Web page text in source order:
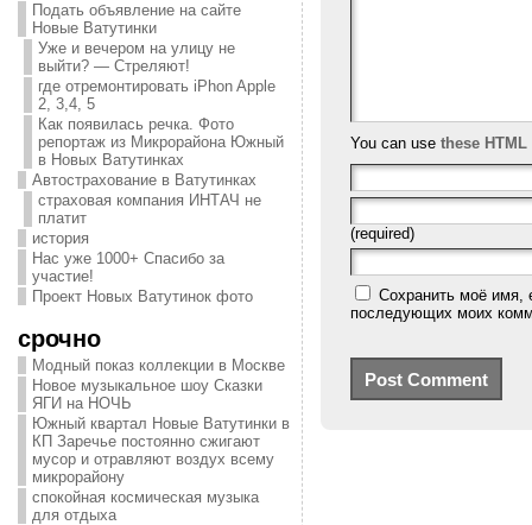
Подать объявление на сайте
Новые Ватутинки
Уже и вечером на улицу не
выйти? — Стреляют!
где отремонтировать iPhon Apple
2, 3,4, 5
Как появилась речка. Фото
репортаж из Микрорайона Южный
в Новых Ватутинках
Автострахование в Ватутинках
страховая компания ИНТАЧ не
платит
история
Нас уже 1000+ Спасибо за
участие!
Проект Новых Ватутинок фото
срочно
Модный показ коллекции в Москве
Новое музыкальное шоу Сказки
ЯГИ на НОЧЬ
Южный квартал Новые Ватутинки в
КП Заречье постоянно сжигают
мусор и отравляют воздух всему
микрорайону
спокойная космическая музыка
для отдыха
You can use these HTML
(required)
Сохранить моё имя,
последующих моих